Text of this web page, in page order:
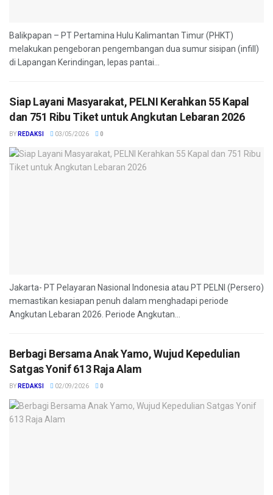
Balikpapan – PT Pertamina Hulu Kalimantan Timur (PHKT)
melakukan pengeboran pengembangan dua sumur sisipan (infill)
di Lapangan Kerindingan, lepas pantai...
Siap Layani Masyarakat, PELNI Kerahkan 55 Kapal
dan 751 Ribu Tiket untuk Angkutan Lebaran 2026
BY REDAKSI 03/05/2026 0
Jakarta- PT Pelayaran Nasional Indonesia atau PT PELNI (Persero)
memastikan kesiapan penuh dalam menghadapi periode
Angkutan Lebaran 2026. Periode Angkutan...
Berbagi Bersama Anak Yamo, Wujud Kepedulian
Satgas Yonif 613 Raja Alam
BY REDAKSI 02/09/2026 0